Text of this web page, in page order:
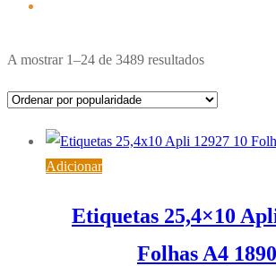
A mostrar 1–24 de 3489 resultadosOrdenado
popularidade
Adicionar
Etiquetas 25,4×10
Folhas A4